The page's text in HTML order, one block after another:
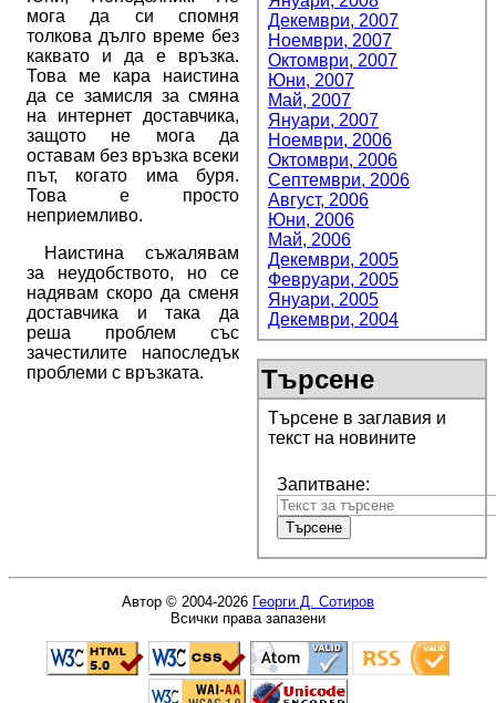
Декември, 2007
Ноември, 2007
Октомври, 2007
Юни, 2007
Май, 2007
Януари, 2007
Ноември, 2006
Октомври, 2006
Септември, 2006
Август, 2006
Юни, 2006
Май, 2006
Декември, 2005
Февруари, 2005
Януари, 2005
Декември, 2004
Търсене
Търсене в заглавия и
текст на новините
Запитване:
мога да си спомня
толкова дълго време без
каквато и да е връзка.
Това ме кара наистина
да се замисля за смяна
на интернет доставчика,
защото не мога да
оставам без връзка всеки
път, когато има буря.
Това е просто
неприемливо.
Наистина съжалявам
за неудобството, но се
надявам скоро да сменя
доставчика и така да
реша проблем със
зачестилите напоследък
проблеми с връзката.
Автор © 2004-2026 Георги Д. Сотиров
Всички права запазени